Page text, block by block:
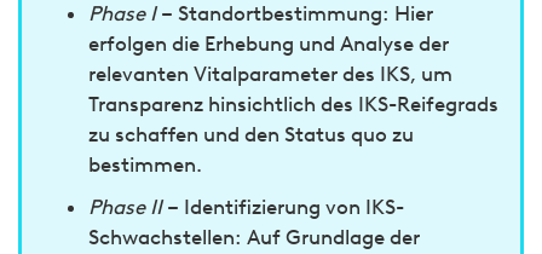
Phase I– Standortbestimmung: Hier
erfolgen die Erhebung und Analyse der
relevanten Vitalparameter des IKS, um
Transparenz hinsichtlich des IKS-Reifegrads
zu schaffen und den Status quo zu
bestimmen.
Phase II– Identifizierung von IKS-
Schwachstellen: Auf Grundlage der